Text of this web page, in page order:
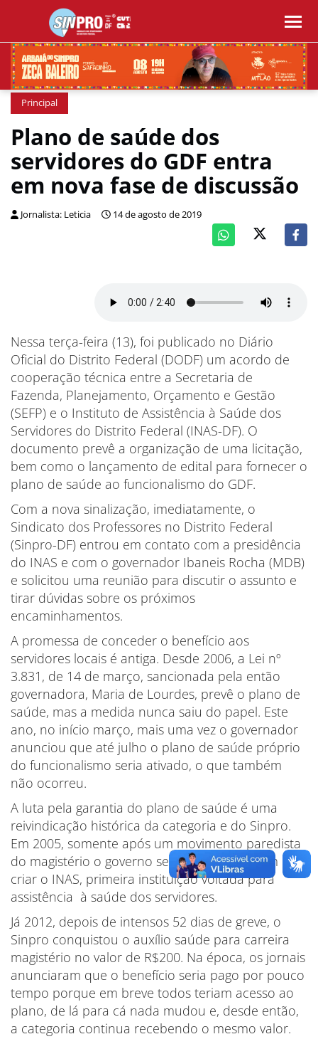
Principal
Plano de saúde dos
servidores do GDF entra
em nova fase de discussão
Jornalista: Leticia 14 de agosto de 2019
Nessa terça-feira (13), foi publicado no Diário
Oficial do Distrito Federal (DODF) um acordo de
cooperação técnica entre a Secretaria de
Fazenda, Planejamento, Orçamento e Gestão
(SEFP) e o Instituto de Assistência à Saúde dos
Servidores do Distrito Federal (INAS-DF). O
documento prevê a organização de uma licitação,
bem como o lançamento de edital para fornecer o
plano de saúde ao funcionalismo do GDF.
Com a nova sinalização, imediatamente, o
Sindicato dos Professores no Distrito Federal
(Sinpro-DF) entrou em contato com a presidência
do INAS e com o governador Ibaneis Rocha (MDB)
e solicitou uma reunião para discutir o assunto e
tirar dúvidas sobre os próximos
encaminhamentos.
A promessa de conceder o benefício aos
servidores locais é antiga. Desde 2006, a Lei nº
3.831, de 14 de março, sancionada pela então
governadora, Maria de Lourdes, prevê o plano de
saúde, mas a medida nunca saiu do papel. Este
ano, no início março, mais uma vez o governador
anunciou que até julho o plano de saúde próprio
do funcionalismo seria ativado, o que também
não ocorreu.
A luta pela garantia do plano de saúde é uma
reivindicação histórica da categoria e do Sinpro.
Em 2005, somente após um movimento paredista
do magistério o governo se comprometeu em
criar o INAS, primeira instituição voltada para
assistência à saúde dos servidores.
Já 2012, depois de intensos 52 dias de greve, o
Sinpro conquistou o auxílio saúde para carreira
magistério no valor de R$200. Na época, os jornais
anunciaram que o benefício seria pago por pouco
tempo porque em breve todos teriam acesso ao
plano, de lá para cá nada mudou e, desde então,
a categoria continua recebendo o mesmo valor.